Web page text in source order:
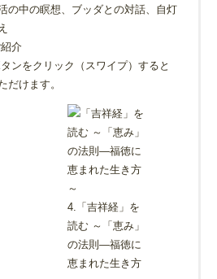
の中の瞑想、ブッダとの対話、自灯
介
ンをクリック（スワイプ）すると
だけます。
4.「吉祥経」を
読む ～「恵み」
の法則―福徳に
恵まれた生き方